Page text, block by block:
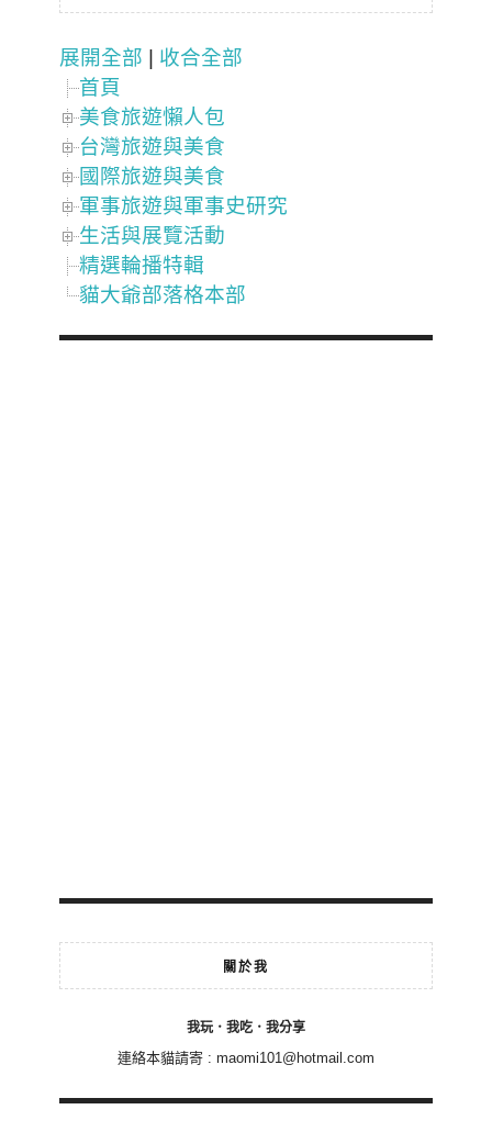
展開全部
收合全部
首頁
美食旅遊懶人包
台灣旅遊與美食
國際旅遊與美食
軍事旅遊與軍事史研究
生活與展覽活動
精選輪播特輯
貓大爺部落格本部
關於我
我玩．我吃．我分享
連絡本貓請寄 : maomi101@hotmail.com